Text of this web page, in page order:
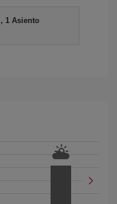
1 Asiento